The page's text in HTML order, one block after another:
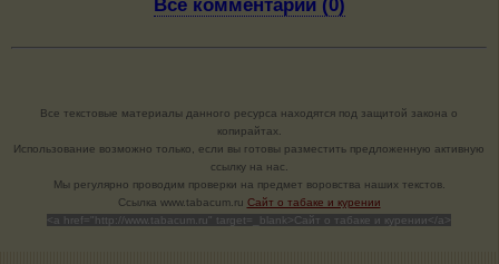
Все комментарии (0)
Все текстовые материалы данного ресурса находятся под защитой закона о
копирайтах.
Использование возможно только, если вы готовы разместить предложенную активную
ссылку на нас.
Мы регулярно проводим проверки на предмет воровства наших текстов.
Cсылка www.tabacum.ru Сайт о табаке и курении
<a href="http://www.tabacum.ru" target=_blank>Сайт о табаке и курении</a>